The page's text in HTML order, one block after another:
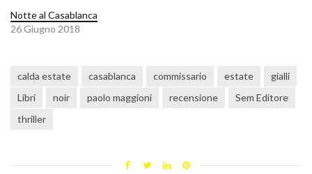
Notte al Casablanca
26 Giugno 2018
calda estate casablanca commissario estate
gialli
Libri
noir paolo maggioni recensione
Sem Editore
thriller